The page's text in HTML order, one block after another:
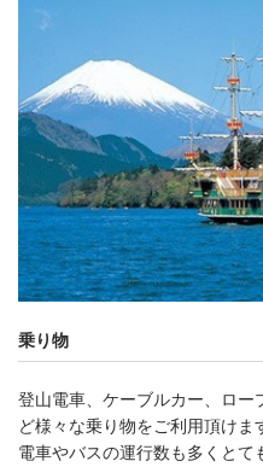
乗り物
登山電車、ケーブルカー、ロー
ど様々な乗り物をご利用頂けま
電車やバスの運行数も多くとて